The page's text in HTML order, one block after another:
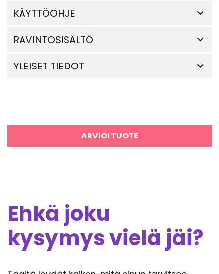
KÄYTTÖOHJE
RAVINTOSISÄLTÖ
YLEISET TIEDOT
ARVIOI TUOTE
Ehkä joku
kysymys vielä jäi?